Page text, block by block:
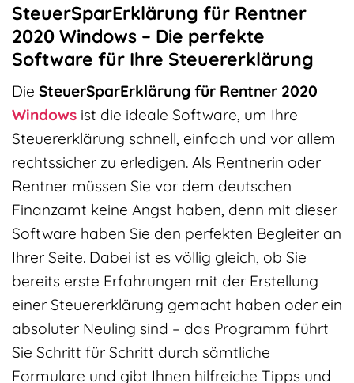
SteuerSparErklärung für Rentner
2020 Windows – Die perfekte
Software für Ihre Steuererklärung
Die SteuerSparErklärung für Rentner 2020
Windows ist die ideale Software, um Ihre
Steuererklärung schnell, einfach und vor allem
rechtssicher zu erledigen. Als Rentnerin oder
Rentner müssen Sie vor dem deutschen
Finanzamt keine Angst haben, denn mit dieser
Software haben Sie den perfekten Begleiter an
Ihrer Seite. Dabei ist es völlig gleich, ob Sie
bereits erste Erfahrungen mit der Erstellung
einer Steuererklärung gemacht haben oder ein
absoluter Neuling sind – das Programm führt
Sie Schritt für Schritt durch sämtliche
Formulare und gibt Ihnen hilfreiche Tipps und